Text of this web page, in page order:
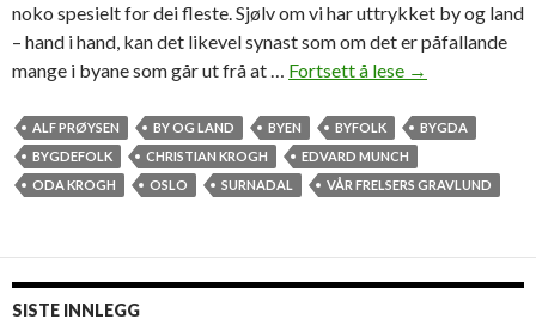
noko spesielt for dei fleste. Sjølv om vi har uttrykket by og land
– hand i hand, kan det likevel synast som om det er påfallande
mange i byane som går ut frå at … Fortsett å lese B
o
l
→
ALF PRØYSEN BY OG LAND BYEN BYFOLK
BYGDA
BYGDEFOLK
CHRISTIAN KROGH
EDVARD MUNCH
ODA KROGH
OSLO SURNADAL VÅR FRELSERS GRAVLUND
SISTE INNLEGG